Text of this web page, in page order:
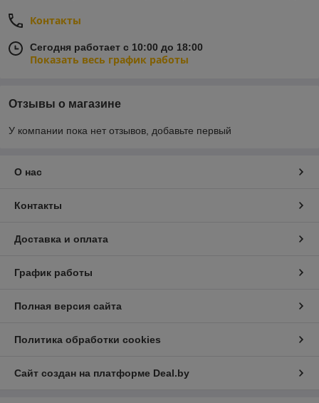
Контакты
Сегодня работает с 10:00 до 18:00
Показать весь график работы
Отзывы о магазине
У компании пока нет отзывов, добавьте первый
О нас
Контакты
Доставка и оплата
График работы
Полная версия сайта
Политика обработки cookies
Сайт создан на платформе Deal.by